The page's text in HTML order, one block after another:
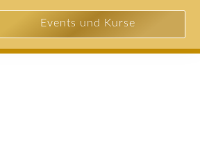
Events und Kurse